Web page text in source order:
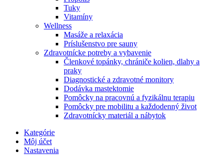
Tuky
Vitamíny
Wellness
Masáže a relaxácia
Príslušenstvo pre sauny
Zdravotnícke potreby a vybavenie
Členkové topánky, chrániče kolien, dlahy a
praky
Diagnostické a zdravotné monitory
Dodávka mastektomie
Pomôcky na pracovnú a fyzikálnu terapiu
Pomôcky pre mobilitu a každodenný život
Zdravotnícky materiál a nábytok
Kategórie
Môj účet
Nastavenia